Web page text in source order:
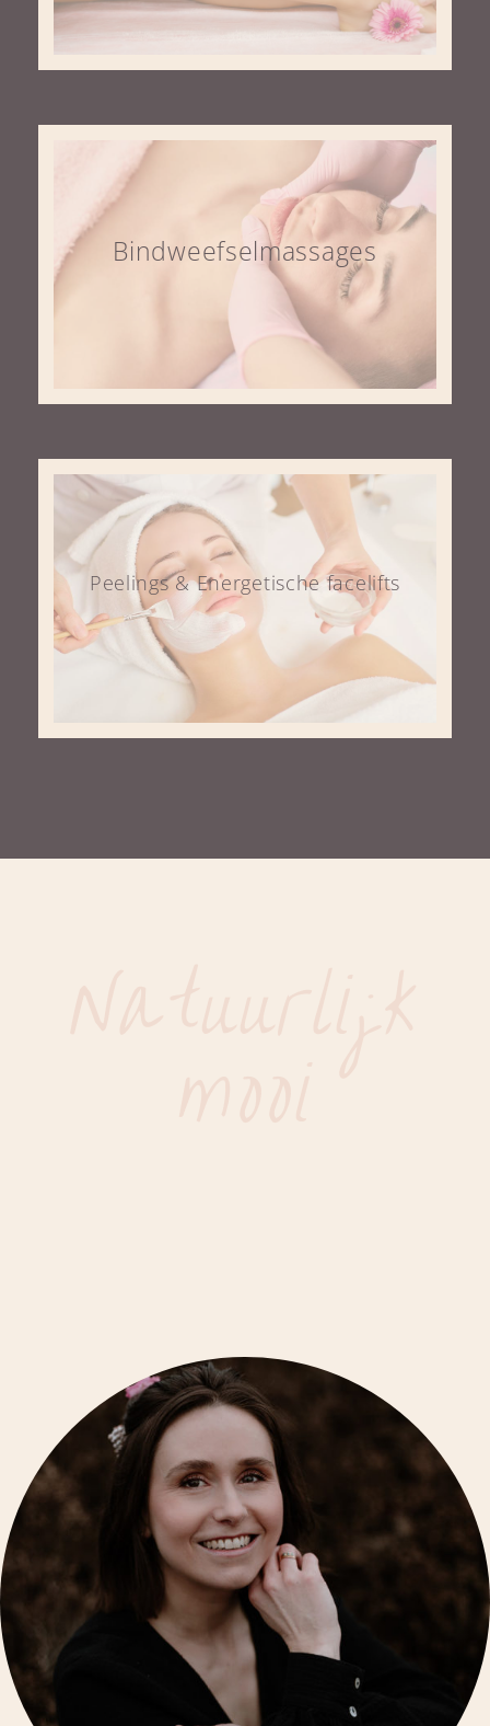
Bindweefselmassages
Peelings & Energetische facelifts